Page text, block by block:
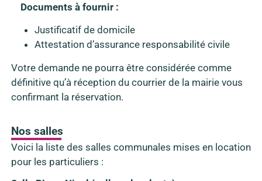
Documents à fournir :
Justificatif de domicile
Attestation d’assurance responsabilité civile
Votre demande ne pourra être considérée comme
définitive qu’à réception du courrier de la mairie vous
confirmant la réservation.
Nos salles
Voici la liste des salles communales mises en location
pour les particuliers :